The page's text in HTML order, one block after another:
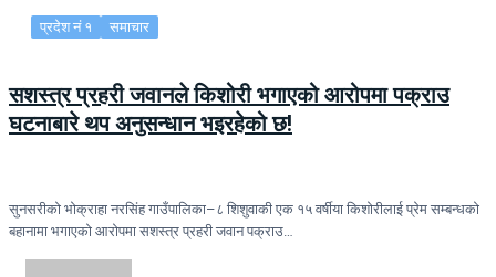
प्रदेश नं १ समाचार
सशस्त्र प्रहरी जवानले किशोरी भगाएको आरोपमा पक्राउ
घटनाबारे थप अनुसन्धान भइरहेको छ!
सुनसरीको भोक्राहा नरसिंह गाउँपालिका–८ शिशुवाकी एक १५ वर्षीया किशोरीलाई प्रेम सम्बन्धको
बहानामा भगाएको आरोपमा सशस्त्र प्रहरी जवान पक्राउ…